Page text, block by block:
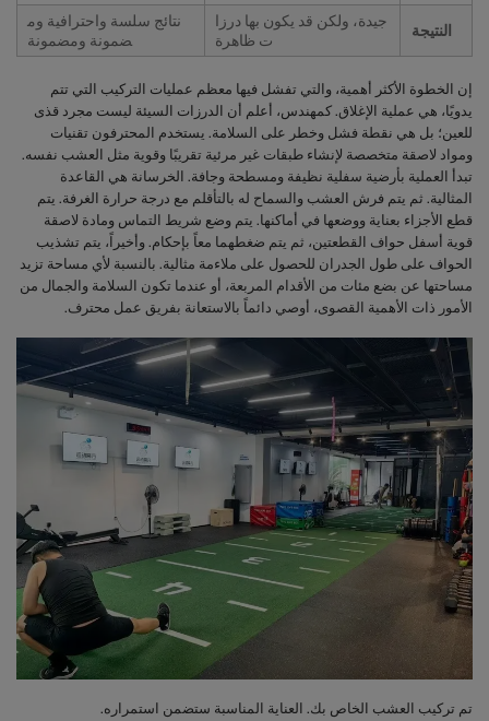
النتيجة
جيدة، ولكن قد يكون بها درزا
ت ظاهرة
نتائج سلسة واحترافية وم
ضمونة ومضمونة
إن الخطوة الأكثر أهمية، والتي تفشل فيها معظم عمليات التركيب التي تتم
يدويًا، هي عملية الإغلاق. كمهندس، أعلم أن الدرزات السيئة ليست مجرد قذى
للعين؛ بل هي نقطة فشل وخطر على السلامة. يستخدم المحترفون تقنيات
ومواد لاصقة متخصصة لإنشاء طبقات غير مرئية تقريبًا وقوية مثل العشب نفسه.
تبدأ العملية بأرضية سفلية نظيفة ومسطحة وجافة. الخرسانة هي القاعدة
المثالية. ثم يتم فرش العشب والسماح له بالتأقلم مع درجة حرارة الغرفة. يتم
قطع الأجزاء بعناية ووضعها في أماكنها. يتم وضع شريط التماس ومادة لاصقة
قوية أسفل حواف القطعتين، ثم يتم ضغطهما معاً بإحكام. وأخيراً، يتم تشذيب
الحواف على طول الجدران للحصول على ملاءمة مثالية. بالنسبة لأي مساحة تزيد
مساحتها عن بضع مئات من الأقدام المربعة، أو عندما تكون السلامة والجمال من
الأمور ذات الأهمية القصوى، أوصي دائماً بالاستعانة بفريق عمل محترف.
تم تركيب العشب الخاص بك. العناية المناسبة ستضمن استمراره.